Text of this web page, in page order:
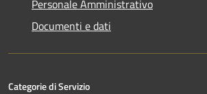
Personale Amministrativo
Documenti e dati
Categorie di Servizio